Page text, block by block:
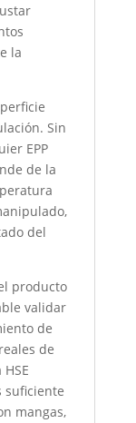
la
Sin
EPP
de la
del
producto
validar
de
de
suficiente
mangas,